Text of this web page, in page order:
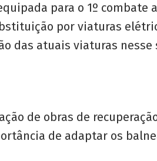
para o 1º
por viaturas
das atuais viaturas nesse
de obras de
de adaptar os